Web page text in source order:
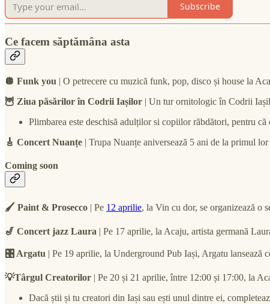
Subscribe
Ce facem săptămâna asta
🪩 Funk you | O petrecere cu muzică funk, pop, disco și house la
🦉 Ziua păsărilor în Codrii Iașilor | Un tur ornitologic în Codrii
Plimbarea este deschisă adulților si copiilor răbdători, pentru
🎸 Concert Nuanțe | Trupa Nuanțe aniversează 5 ani de la primul
Coming soon
🖌️ Paint & Prosecco | Pe 12 aprilie, la Vin cu dor, se organizează o
🎷 Concert jazz Laura | Pe 17 aprilie, la Acaju, artista germană
🎛️ Argatu | Pe 19 aprilie, la Underground Pub Iași, Argatu lansează
💡Târgul Creatorilor | Pe 20 și 21 aprilie, între 12:00 și 17:00, la
Dacă știi și tu creatori din Iași sau ești unul dintre ei,